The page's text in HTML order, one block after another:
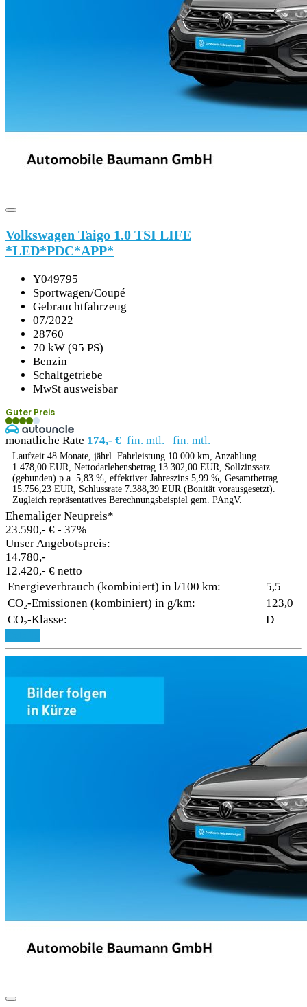
Volkswagen Taigo 1.0 TSI LIFE
*LED*PDC*APP*
Y049795
Sportwagen/Coupé
Gebrauchtfahrzeug
07/2022
28760
70 kW (95 PS)
Benzin
Schaltgetriebe
MwSt ausweisbar
Guter Preis
monatliche Rate 174,- € fin. mtl. fin. mtl.
Laufzeit 48 Monate, jährl. Fahrleistung 10.000 km, Anzahlung
1.478,00 EUR, Nettodarlehensbetrag 13.302,00 EUR, Sollzinssatz
(gebunden) p.a. 5,83 %, effektiver Jahreszins 5,99 %, Gesamtbetrag
15.756,23 EUR, Schlussrate 7.388,39 EUR (Bonität vorausgesetzt).
Zugleich repräsentatives Berechnungsbeispiel gem. PAngV.
Ehemaliger Neupreis*
23.590,- € - 37%
Unser Angebotspreis:
14.780,-
12.420,- € netto
Energieverbrauch (kombiniert) in l/100 km:
5,5
CO₂-Emissionen (kombiniert) in g/km:
123,0
CO₂-Klasse:
D